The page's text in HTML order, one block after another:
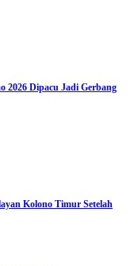
2026 Dipacu Jadi Gerbang
Kolono Timur Setelah